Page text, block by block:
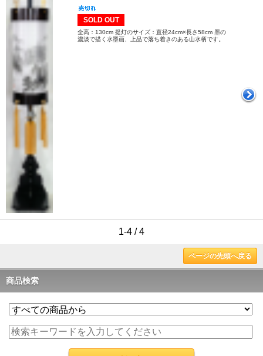
SOLD OUT
全高：130cm 提灯のサイズ：直径24cm×長さ58cm 墨の
濃淡で描く水墨画、上品で落ち着きのある山水柄です。
1-4 / 4
ページの先頭へ戻る
商品検索